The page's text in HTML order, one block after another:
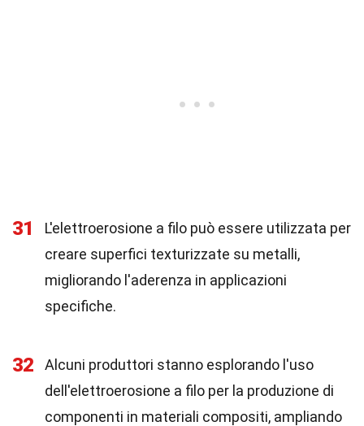
31
L'elettroerosione a filo può essere utilizzata per
creare superfici texturizzate su metalli,
migliorando l'aderenza in applicazioni
specifiche.
32
Alcuni produttori stanno esplorando l'uso
dell'elettroerosione a filo per la produzione di
componenti in materiali compositi, ampliando